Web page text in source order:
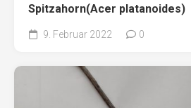
Spitzahorn(Acer platanoides)
9. Februar 2022 0